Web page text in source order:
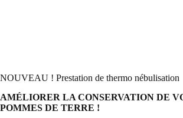
NOUVEAU ! Prestation de thermo nébulisation
AMÉLIORER LA CONSERVATION DE
POMMES DE TERRE !